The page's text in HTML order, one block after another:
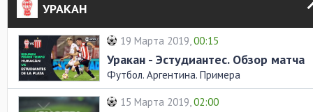
УРАКАН
19 Марта 2019,00:15
Уракан - Эстудиантес. Обзор матча
Футбол. Аргентина. Примера
15 Марта 2019,02:00